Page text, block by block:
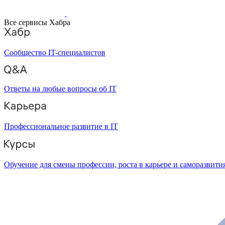
Все сервисы Хабра
Сообщество IT-специалистов
Ответы на любые вопросы об IT
Профессиональное развитие в IT
Обучение для смены профессии, роста в карьере и